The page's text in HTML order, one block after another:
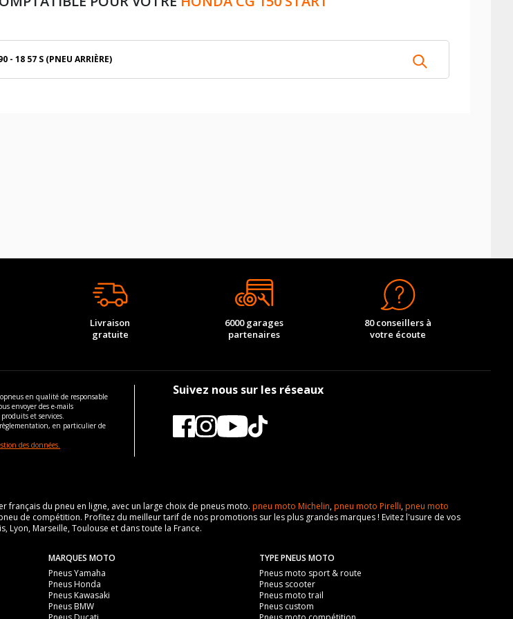
- 18 57 S (PNEU ARRIÈRE)
Livraison
gratuite
6000 garages
partenaires
80 conseillers à
votre écoute
en qualité de responsable
envoyer des e-mails
et services.
en particulier de
des données.
Suivez nous sur les réseaux
français du pneu en ligne, avec un large choix de pneus moto. pneu moto Michelin,pneu moto Pirelli,pneu moto
de compétition. Profitez du meilleur tarif de nos promotions sur les plus grandes marques ! Evitez l'usure de vos
Lyon, Marseille, Toulouse et dans toute la France.
MARQUES MOTO
Pneus Yamaha
Pneus Honda
Pneus Kawasaki
Pneus BMW
TYPE PNEUS MOTO
Pneus moto sport & route
Pneus scooter
Pneus moto trail
Pneus custom